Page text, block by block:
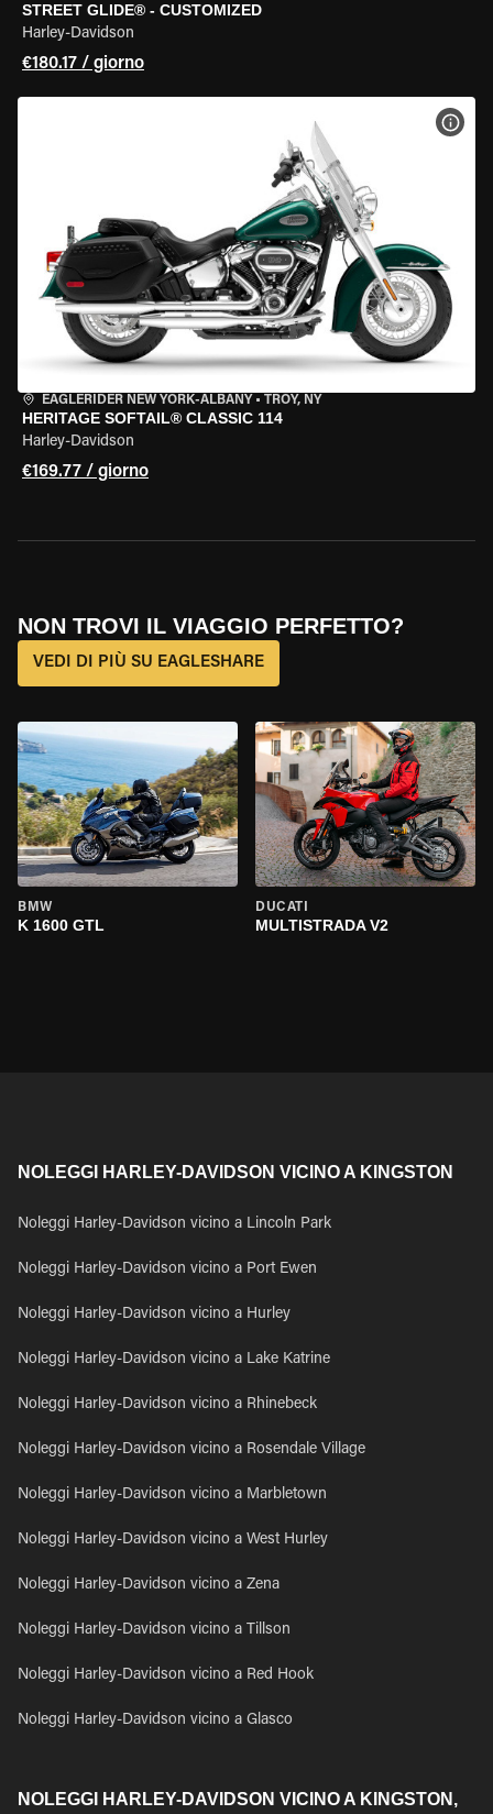
STREET GLIDE® - CUSTOMIZED
Harley-Davidson
€180.17 / giorno
EAGLERIDER NEW YORK-ALBANY • TROY, NY
HERITAGE SOFTAIL® CLASSIC 114
Harley-Davidson
€169.77 / giorno
NON TROVI IL VIAGGIO PERFETTO?
VEDI DI PIÙ SU EAGLESHARE
BMW
K 1600 GTL
DUCATI
MULTISTRADA V2
NOLEGGI HARLEY-DAVIDSON VICINO A KINGSTON
Noleggi Harley-Davidson vicino a Lincoln Park
Noleggi Harley-Davidson vicino a Port Ewen
Noleggi Harley-Davidson vicino a Hurley
Noleggi Harley-Davidson vicino a Lake Katrine
Noleggi Harley-Davidson vicino a Rhinebeck
Noleggi Harley-Davidson vicino a Rosendale Village
Noleggi Harley-Davidson vicino a Marbletown
Noleggi Harley-Davidson vicino a West Hurley
Noleggi Harley-Davidson vicino a Zena
Noleggi Harley-Davidson vicino a Tillson
Noleggi Harley-Davidson vicino a Red Hook
Noleggi Harley-Davidson vicino a Glasco
NOLEGGI HARLEY-DAVIDSON VICINO A KINGSTON,